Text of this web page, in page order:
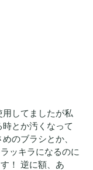
してましたが私
とか汚くなって
のブラシとか、
ッキラになるのに
！ 逆に額、あ